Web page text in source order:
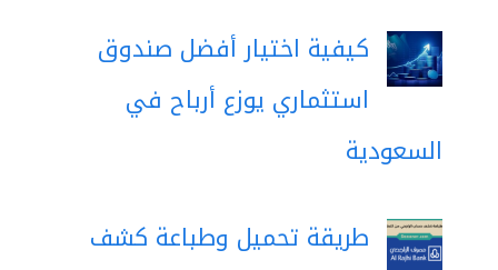
كيفية اختيار أفضل صندوق
استثماري يوزع أرباح في
السعودية
طريقة تحميل وطباعة كشف